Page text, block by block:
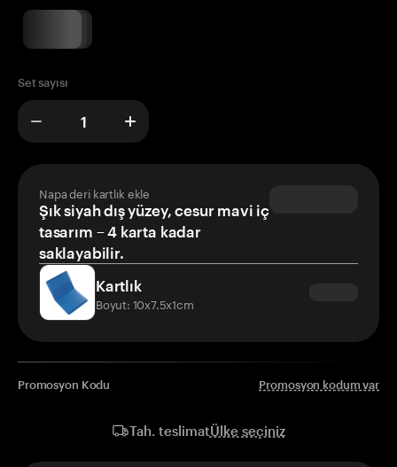
Set sayısı
Napa deri kartlık ekle
Şık siyah dış yüzey, cesur mavi iç
tasarım – 4 karta kadar
saklayabilir.
Kartlık
Boyut: 10x7.5x1cm
Promosyon Kodu Promosyon kodum var
Tah. teslimatÜlke seçiniz